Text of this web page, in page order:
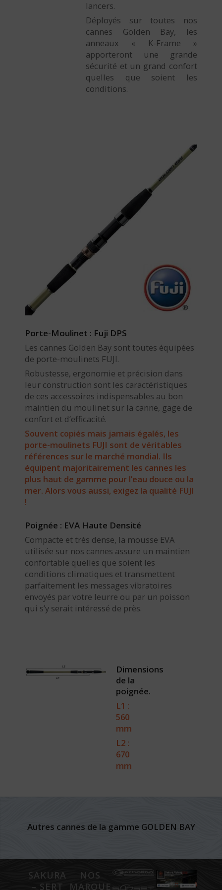
lancers.
Déployés sur toutes nos
cannes Golden Bay, les
anneaux « K-Frame »
apporteront une grande
sécurité et un grand confort
quelles que soient les
conditions.
Porte-Moulinet : Fuji DPS
Les cannes Golden Bay sont toutes équipées
de porte-moulinets FUJI.
Robustesse, ergonomie et précision dans
leur construction sont les caractéristiques
de ces accessoires indispensables au bon
maintien du moulinet sur la canne, gage de
confort et d’efficacité.
Souvent copiés mais jamais égalés, les
porte-moulinets FUJI sont de véritables
références sur le marché mondial. Ils
équipent majoritairement les cannes les
plus haut de gamme pour l’eau douce ou la
mer. Alors vous aussi, exigez la qualité FUJI
!
Poignée : EVA Haute Densité
Compacte et très dense, la mousse EVA
utilisée sur nos cannes assure un maintien
confortable quelles que soient les
conditions climatiques et transmettent
parfaitement les messages vibratoires
envoyés par votre leurre ou par un poisson
qui s’y serait intéressé de près.
Dimensions
de la
poignée.
L1 :
560
mm
L2 :
670
mm
Autres cannes de la gamme GOLDEN BAY
SAKURA
– SERT
NOS
MARQUES